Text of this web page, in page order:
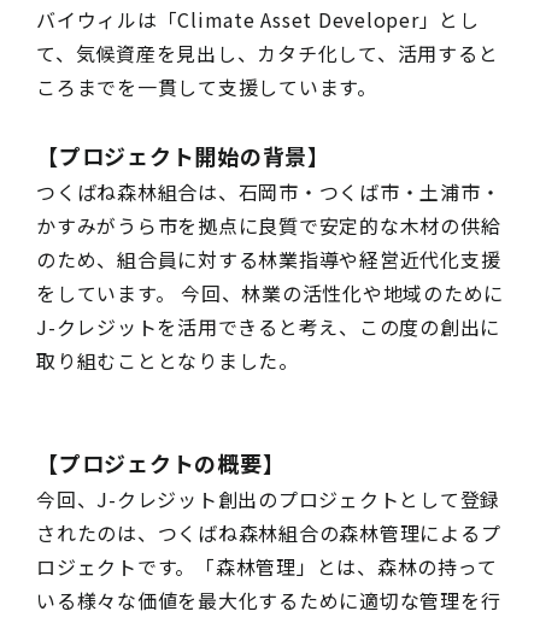
バイウィルは「Climate Asset Developer」とし
て、気候資産を見出し、カタチ化して、活用すると
ころまでを一貫して支援しています。
【プロジェクト開始の背景】
つくばね森林組合は、石岡市・つくば市・土浦市・
かすみがうら市を拠点に良質で安定的な木材の供給
のため、組合員に対する林業指導や経営近代化支援
をしています。 今回、林業の活性化や地域のために
J-クレジットを活用できると考え、この度の創出に
取り組むこととなりました。
【プロジェクトの概要】
今回、J-クレジット創出のプロジェクトとして登録
されたのは、つくばね森林組合の森林管理によるプ
ロジェクトです。「森林管理」とは、森林の持って
いる様々な価値を最大化するために適切な管理を行